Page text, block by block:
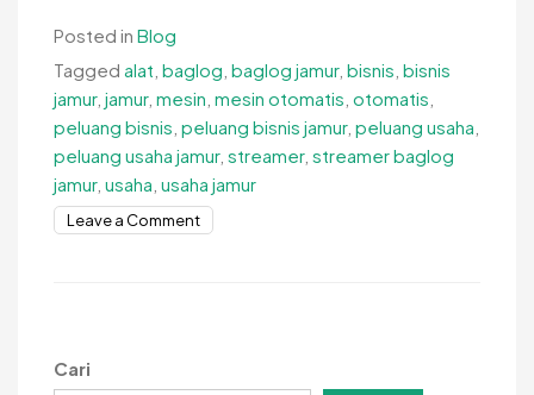
Posted in Blog
Tagged alat baglog baglog jamur, bisnis bisnis
jamur, jamur, mesin mesin otomatis otomatis
peluang bisnis peluang bisnis jamur, peluang usaha
peluang usaha jamur, streamer, streamer baglog
jamur, usaha usaha jamur
Leave a Commenton
Menyiapkan
Cari